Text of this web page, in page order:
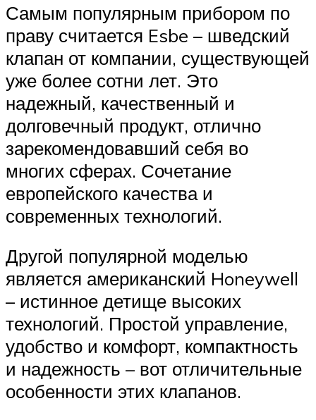
Самым популярным прибором по
праву считается Esbe – шведский
клапан от компании, существующей
уже более сотни лет. Это
надежный, качественный и
долговечный продукт, отлично
зарекомендовавший себя во
многих сферах. Сочетание
европейского качества и
современных технологий.
Другой популярной моделью
является американский Honeywell
– истинное детище высоких
технологий. Простой управление,
удобство и комфорт, компактность
и надежность – вот отличительные
особенности этих клапанов.